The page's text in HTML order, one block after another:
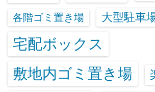
各階ゴミ置き場 大型駐車
宅配ボックス
敷地内ゴミ置き場